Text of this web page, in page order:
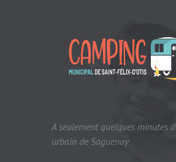
A seulement quelques minutes
urbain de Saguenay